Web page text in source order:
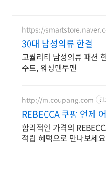
https://
30대 남성의류 한결
고퀄리티 남성의류 패션
수트, 워싱맨투맨
http://m.coupang.com 광
REBECCA 쿠팡 언제
합리적인 가격의
적립 혜택으로 만나보세